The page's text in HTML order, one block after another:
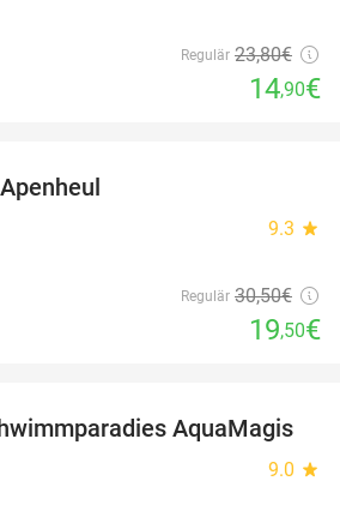
Regulär 23,80€
14,90€
9.3 star
Regulär 30,50€
19,50€
35%
AquaMagis
9.0 star